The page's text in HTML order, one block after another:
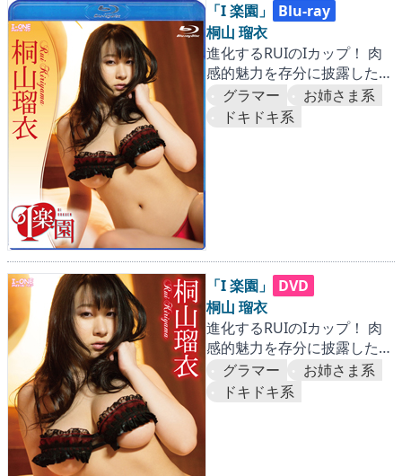
「I 楽園」
Blu-ray
桐山 瑠衣
進化するRUIのIカップ！ 肉
感的魅力を存分に披露した第
二弾。『海外篇』
グラマー
お姉さま系
ドキドキ系
「I 楽園」
DVD
桐山 瑠衣
進化するRUIのIカップ！ 肉
感的魅力を存分に披露した第
二弾。『海外篇』
グラマー
お姉さま系
ドキドキ系